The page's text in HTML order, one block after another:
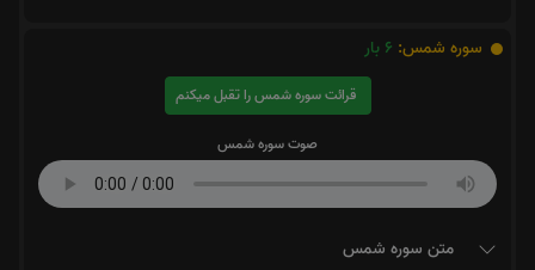
سوره شمس: 6 بار
قرائت سوره شمس را تقبل میکنم
صوت سوره شمس
متن سوره شمس